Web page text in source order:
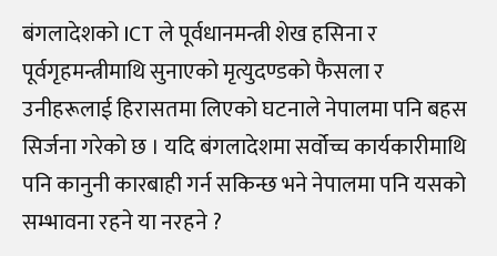
बंगलादेशको ICT ले पूर्वधानमन्त्री शेख हसिना र
पूर्वगृहमन्त्रीमाथि सुनाएको मृत्युदण्डको फैसला र
उनीहरूलाई हिरासतमा लिएको घटनाले नेपालमा पनि बहस
सिर्जना गरेको छ । यदि बंगलादेशमा सर्वोच्च कार्यकारीमाथि
पनि कानुनी कारबाही गर्न सकिन्छ भने नेपालमा पनि यसको
सम्भावना रहने या नरहने ?